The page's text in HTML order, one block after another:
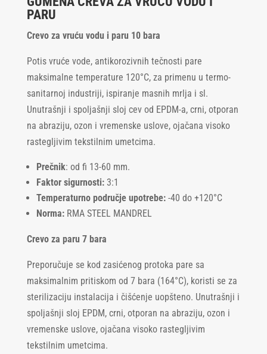
PARU
Crevo za vruću vodu i paru 10 bara
Potis vruće vode, antikorozivnih tečnosti pare
maksimalne temperature 120°C, za primenu u termo-
sanitarnoj industriji, ispiranje masnih mrlja i sl.
Unutrašnji i spoljašnji sloj cev od EPDM-a, crni, otporan
na abraziju, ozon i vremenske uslove, ojačana visoko
rastegljivim tekstilnim umetcima.
Prečnik: od fi 13-60 mm.
Faktor sigurnosti:3:1
Temperaturno područje upotrebe:-40 do +120°C
Norma:RMA STEEL MANDREL
Crevo za paru 7 bara
Preporučuje se kod zasićenog protoka pare sa
maksimalnim pritiskom od 7 bara (164°C), koristi se za
sterilizaciju instalacija i čišćenje uopšteno. Unutrašnji i
spoljašnji sloj EPDM, crni, otporan na abraziju, ozon i
vremenske uslove, ojačana visoko rastegljivim
tekstilnim umetcima.